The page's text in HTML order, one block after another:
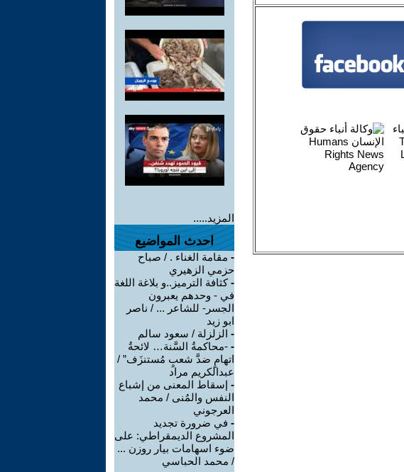
المزيد.....
احدث المواضيع
- مقامة الغناء . / صباح
حزمي الزهيري
-كثافة الترميز..و بلاغة اللغة
في - وحدهم يعبرون
الجسر- للشاعر ... / ناصر
ابو زيد
- الزلزلة / سعود سالم
- -محاكمةُ السَّنة… لائحةُ
اتهامٍ ضدَّ شعبٍ مُستنزَف” /
عبدالكريم مراد
- إسقاط المعنى من إشباع
النفس والمُنى / محمد
العرجوني
- في ضرورة تجديد
المشروع الديمقراطي: على
ضوء اسهامات بيار روزن ...
/ محمد الحباسي